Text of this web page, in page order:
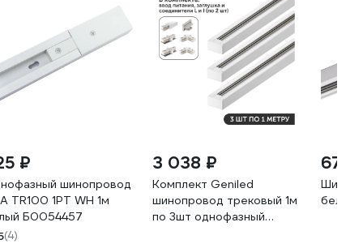
₽
шинопровод
TR100 1PT WH 1м
Б0054457
(4)
3 038 ₽
Комплект Geniled
шинопровод трековый 1м
по 3шт однофазный
675
белый